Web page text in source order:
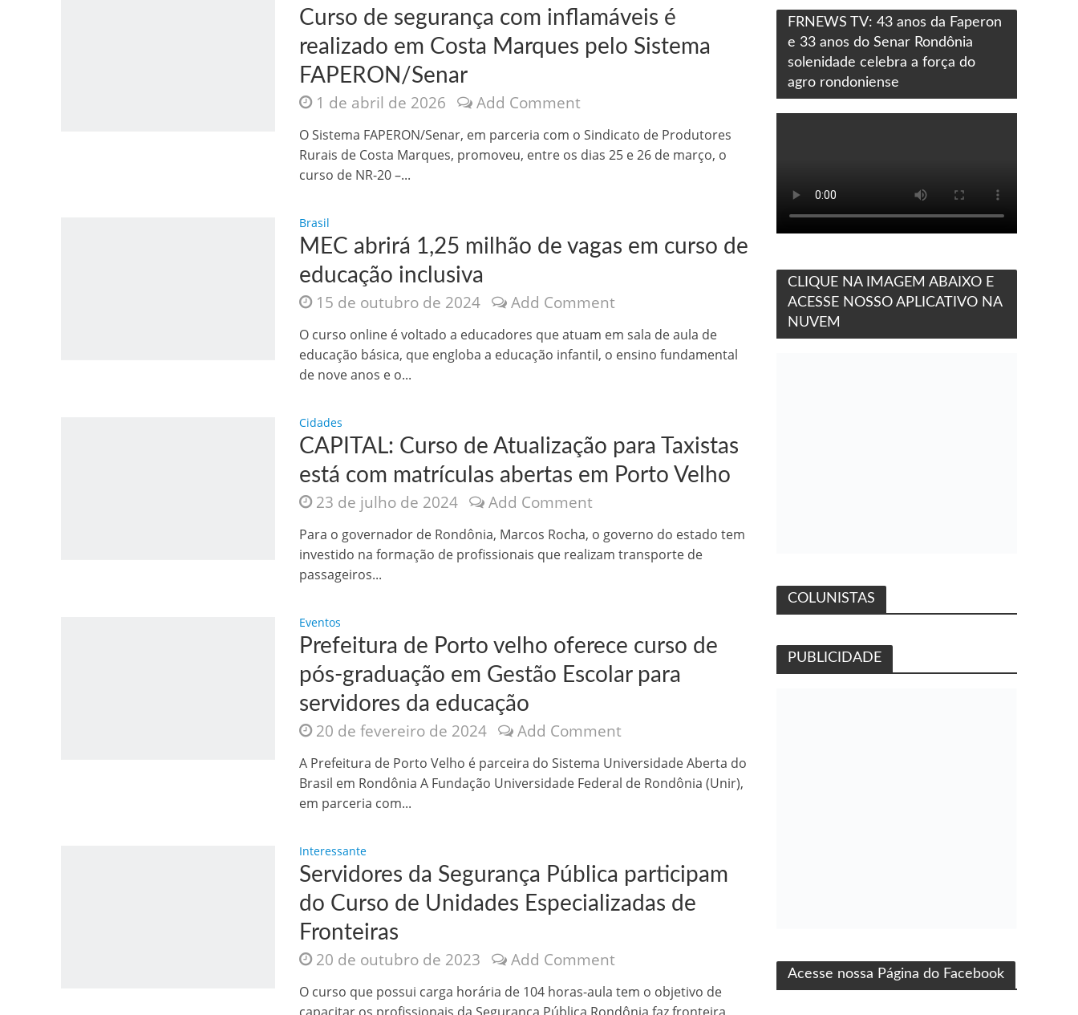
INTRIGANTE: 3 I Atlas intriga a Humanidade
Como o Cachorrinho Kong ajudou o Imperador Dom Pedro I na Independência do Brasil
Os segredos não revelados do livro de apocalipse
FILME: Como um Monjolo salvou a vida de Flechinha, o bebe coelho – Vídeo em Português mais uma produção Folha Filmes
Curso de segurança com inflamáveis é
realizado em Costa Marques pelo Sistema
FAPERON/Senar
1 de abril de 2026 Add Comment
O Sistema FAPERON/Senar, em parceria com o Sindicato de Produtores
Rurais de Costa Marques, promoveu, entre os dias 25 e 26 de março, o
curso de NR-20 –...
Brasil
MEC abrirá 1,25 milhão de vagas em curso de
educação inclusiva
15 de outubro de 2024 Add Comment
O curso online é voltado a educadores que atuam em sala de aula de
educação básica, que engloba a educação infantil, o ensino fundamental
de nove anos e o...
Cidades
CAPITAL: Curso de Atualização para Taxistas
está com matrículas abertas em Porto Velho
23 de julho de 2024 Add Comment
Para o governador de Rondônia, Marcos Rocha, o governo do estado tem
investido na formação de profissionais que realizam transporte de
passageiros...
Eventos
Prefeitura de Porto velho oferece curso de
pós-graduação em Gestão Escolar para
servidores da educação
20 de fevereiro de 2024 Add Comment
A Prefeitura de Porto Velho é parceira do Sistema Universidade Aberta do
Brasil em Rondônia A Fundação Universidade Federal de Rondônia (Unir),
em parceria com...
Interessante
Servidores da Segurança Pública participam
do Curso de Unidades Especializadas de
Fronteiras
20 de outubro de 2023 Add Comment
O curso que possui carga horária de 104 horas-aula tem o objetivo de
FRNEWS TV: 43 anos da Faperon
e 33 anos do Senar Rondônia
solenidade celebra a força do
agro rondoniense
CLIQUE NA IMAGEM ABAIXO E
ACESSE NOSSO APLICATIVO NA
NUVEM
COLUNISTAS
PUBLICIDADE
Acesse nossa Página do Facebook